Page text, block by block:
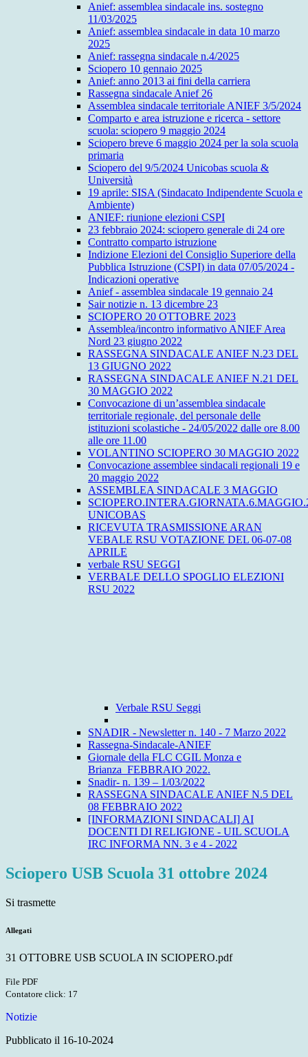
Anief: assemblea sindacale ins. sostegno
11/03/2025
Anief: assemblea sindacale in data 10 marzo
2025
Anief: rassegna sindacale n.4/2025
Sciopero 10 gennaio 2025
Anief: anno 2013 ai fini della carriera
Rassegna sindacale Anief 26
Assemblea sindacale territoriale ANIEF 3/5/2024
Comparto e area istruzione e ricerca - settore
scuola: sciopero 9 maggio 2024
Sciopero breve 6 maggio 2024 per la sola scuola
primaria
Sciopero del 9/5/2024 Unicobas scuola &
Università
19 aprile: SISA (Sindacato Indipendente Scuola e
Ambiente)
ANIEF: riunione elezioni CSPI
23 febbraio 2024: sciopero generale di 24 ore
Contratto comparto istruzione
Indizione Elezioni del Consiglio Superiore della
Pubblica Istruzione (CSPI) in data 07/05/2024 -
Indicazioni operative
Anief - assemblea sindacale 19 gennaio 24
Sair notizie n. 13 dicembre 23
SCIOPERO 20 OTTOBRE 2023
Assemblea/incontro informativo ANIEF Area
Nord 23 giugno 2022
RASSEGNA SINDACALE ANIEF N.23 DEL
13 GIUGNO 2022
RASSEGNA SINDACALE ANIEF N.21 DEL
30 MAGGIO 2022
Convocazione di un’assemblea sindacale
territoriale regionale, del personale delle
istituzioni scolastiche - 24/05/2022 dalle ore 8.00
alle ore 11.00
VOLANTINO SCIOPERO 30 MAGGIO 2022
Convocazione assemblee sindacali regionali 19 e
20 maggio 2022
ASSEMBLEA SINDACALE 3 MAGGIO
UNICOBAS
RICEVUTA TRASMISSIONE ARAN
VEBALE RSU VOTAZIONE DEL 06-07-08
APRILE
verbale RSU SEGGI
VERBALE DELLO SPOGLIO ELEZIONI
RSU 2022
Verbale RSU Seggi
SNADIR - Newsletter n. 140 - 7 Marzo 2022
Rassegna-Sindacale-ANIEF
Giornale della FLC CGIL Monza e
Brianza_FEBBRAIO 2022.
Snadir- n. 139 – 1/03/2022
RASSEGNA SINDACALE ANIEF N.5 DEL
08 FEBBRAIO 2022
[INFORMAZIONI SINDACALI] AI
DOCENTI DI RELIGIONE - UIL SCUOLA
IRC INFORMA NN. 3 e 4 - 2022
Sciopero USB Scuola 31 ottobre 2024
Si trasmette
Allegati
31 OTTOBRE USB SCUOLA IN SCIOPERO.pdf
File PDF
Contatore click: 17
Notizie
Pubblicato il 16-10-2024